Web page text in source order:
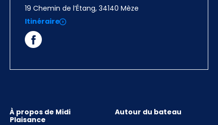
À propos de Midi
Plaisance
Autour du bateau
19 Chemin de l’Étang, 34140 Mèze
Itinéraire